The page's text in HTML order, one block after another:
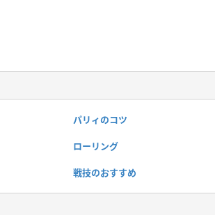
パリィのコツ
ローリング
戦技のおすすめ